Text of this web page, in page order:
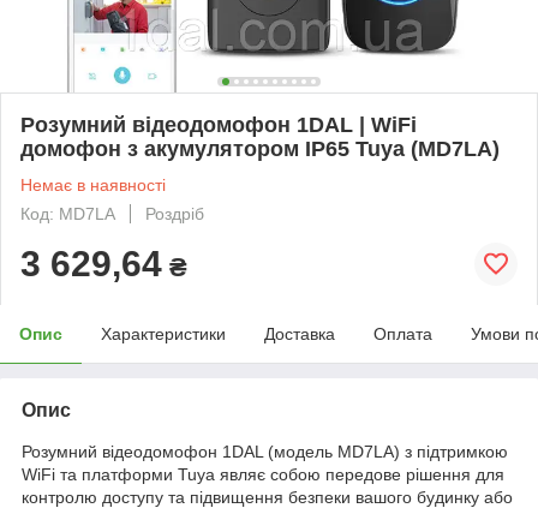
Розумний відеодомофон 1DAL | WiFi
домофон з акумулятором IP65 Tuya (MD7LA)
Немає в наявності
Код: MD7LA
Роздріб
3 629,64 ₴
Опис Характеристики Доставка Оплата Умови
Опис
Розумний відеодомофон 1DAL (модель MD7LA) з підтримкою
WiFi та платформи Tuya являє собою передове рішення для
контролю доступу та підвищення безпеки вашого будинку або